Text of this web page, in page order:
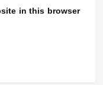
in this browser